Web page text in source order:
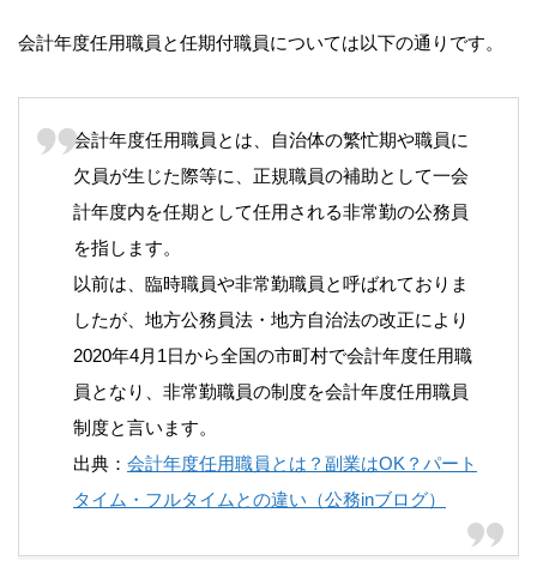
会計年度任用職員と任期付職員については以下の通りです。
会計年度任用職員とは、自治体の繁忙期や職員に
欠員が生じた際等に、正規職員の補助として一会
計年度内を任期として任用される非常勤の公務員
を指します。
以前は、臨時職員や非常勤職員と呼ばれておりま
したが、地方公務員法・地方自治法の改正により
2020年4月1日から全国の市町村で会計年度任用職
員となり、非常勤職員の制度を会計年度任用職員
制度と言います。
出典： 会計年度任用職員とは？副業はOK？パート
タイム・フルタイムとの違い（公務inブログ）